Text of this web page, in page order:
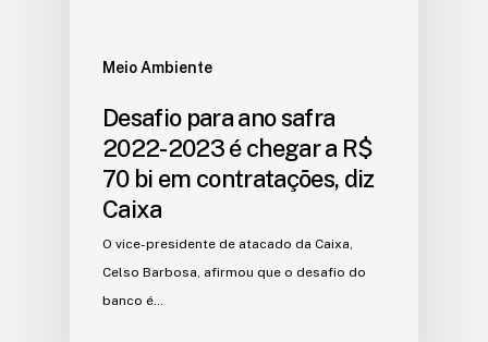
Meio Ambiente
Desafio para ano safra
2022-2023 é chegar a R$
70 bi em contratações, diz
Caixa
O vice-presidente de atacado da Caixa,
Celso Barbosa, afirmou que o desafio do
banco é…